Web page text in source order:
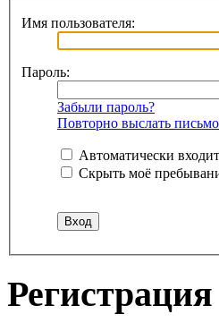
Имя пользователя:
Пароль:
Забыли пароль?
Повторно выслать
Автоматически
Скрыть моё
Регистрация